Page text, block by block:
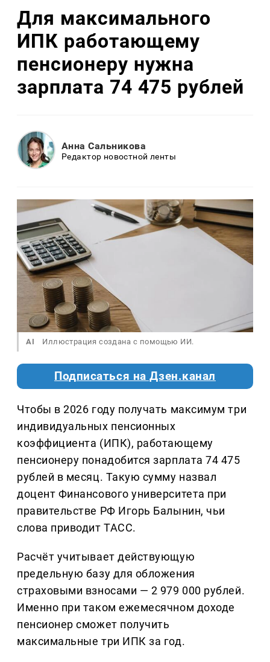
Для максимального
ИПК работающему
пенсионеру нужна
зарплата 74 475 рублей
Анна Сальникова
Редактор новостной ленты
AI Иллюстрация создана с помощью ИИ.
Подписаться на Дзен.канал
Чтобы в 2026 году получать максимум три
индивидуальных пенсионных
коэффициента (ИПК), работающему
пенсионеру понадобится зарплата 74 475
рублей в месяц. Такую сумму назвал
доцент Финансового университета при
правительстве РФ Игорь Балынин, чьи
слова приводит ТАСС.
Расчёт учитывает действующую
предельную базу для обложения
страховыми взносами — 2 979 000 рублей.
Именно при таком ежемесячном доходе
пенсионер сможет получить
максимальные три ИПК за год.